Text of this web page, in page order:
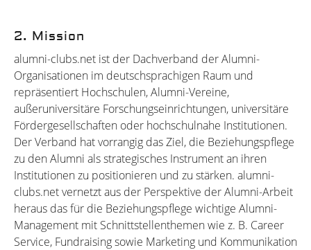
2. Mission
alumni-clubs.net ist der Dachverband der Alumni-
Organisationen im deutschsprachigen Raum und
repräsentiert Hochschulen, Alumni-Vereine,
außeruniversitäre Forschungseinrichtungen, universitäre
Fördergesellschaften oder hochschulnahe Institutionen.
Der Verband hat vorrangig das Ziel, die Beziehungspflege
zu den Alumni als strategisches Instrument an ihren
Institutionen zu positionieren und zu stärken. alumni-
clubs.net vernetzt aus der Perspektive der Alumni-Arbeit
heraus das für die Beziehungspflege wichtige Alumni-
Management mit Schnittstellenthemen wie z. B. Career
Service, Fundraising sowie Marketing und Kommunikation